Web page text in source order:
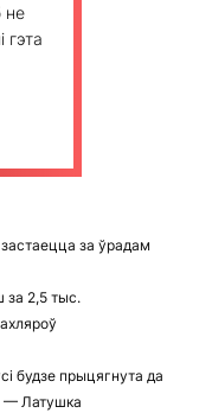
не
гэта
за ўрадам
за 2,5 тыс.
будзе прыцягнута да
— Латушка